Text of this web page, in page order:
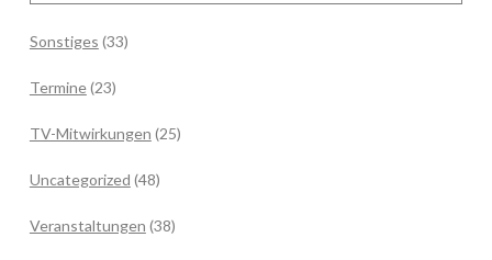
Sonstiges (33)
Termine(23)
TV-Mitwirkungen (25)
Uncategorized (48)
Veranstaltungen (38)